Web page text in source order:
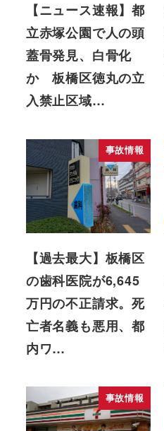
【ニュース速報】都
立赤塚公園で人の頭
蓋骨発見、白骨化
か 板橋区徳丸の立
入禁止区域…
事故情報
【過去最大】板橋区
の歯科医院が6,645
万円の不正請求。死
亡者名義も悪用、都
内ワ…
事故情報